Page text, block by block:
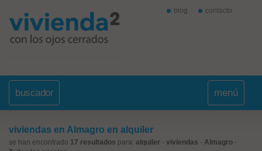
blog contacto
buscador menú
viviendas en Almagro en alquiler
se han encontrado 17 resultados para: alquiler - viviendas - Almagro -